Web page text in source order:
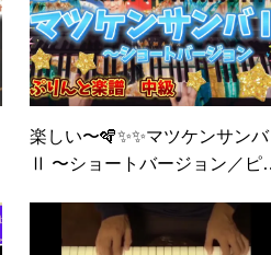
楽しい〜🪇✨✨マツケンサンバ
Ⅱ 〜ショートバージョン／ピア